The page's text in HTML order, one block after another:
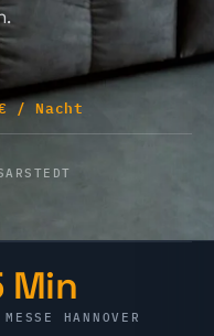
/ Nacht
Min
HANNOVER